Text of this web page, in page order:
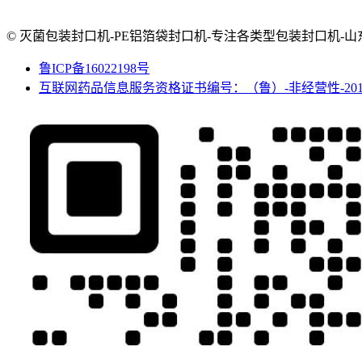
© 灭菌包装封口机-PE铝箔袋封口机-专注各类型包装封口机-山
鲁ICP备16022198号
互联网药品信息服务资格证书编号：（鲁）-非经营性-